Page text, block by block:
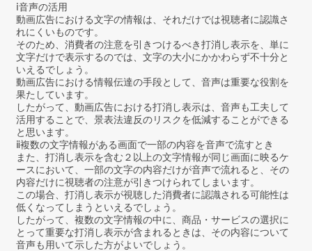
ⅰ音声の活用
動画広告における文字の情報は、それだけでは視聴者に認識さ
れにくいものです。
そのため、消費者の注意を引きつけるべき打消し表示を、単に
文字だけで表示するのでは、文字の大小にかかわらず不十分と
いえるでしょう。
動画広告における情報伝達の手段として、音声は重要な役割を
果たしています。
したがって、動画広告における打消し表示は、音声も工夫して
活用することで、景表法違反のリスクを低減することができる
と思います。
ⅱ複数の文字情報がある画面で一部の内容を音声で流すとき
また、打消し表示を含む２以上の文字情報が同じ画面に映るケ
ースにおいて、一部の文字の内容だけが音声で流れると、その
内容だけに視聴者の注意が引きつけられてしまいます。
この場合、打消し表示が視聴した消費者に認識される可能性は
低くなってしまうといえるでしょう。
したがって、複数の文字情報の中に、商品・サービスの選択に
とって重要な打消し表示が含まれるときは、その内容について
音声も用いて示した方がよいでしょう。